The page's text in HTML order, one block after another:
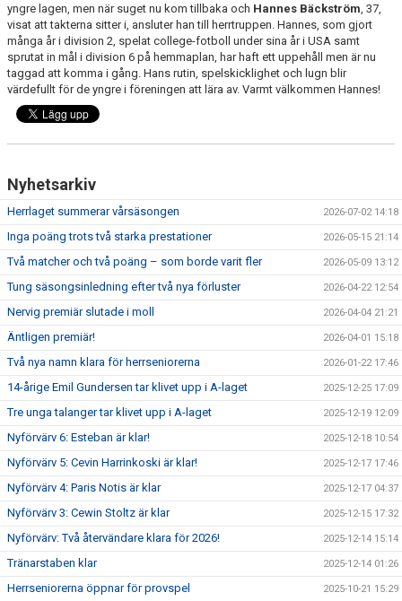
DOKUMENT
KONTAKT
yngre lagen, men när suget nu kom tillbaka och Hannes Bäckström, 37,
visat att takterna sitter i, ansluter han till herrtruppen. Hannes, som gjort
många år i division 2, spelat college-fotboll under sina år i USA samt
sprutat in mål i division 6 på hemmaplan, har haft ett uppehåll men är nu
taggad att komma i gång. Hans rutin, spelskicklighet och lugn blir
värdefullt för de yngre i föreningen att lära av. Varmt välkommen Hannes!
Nyhetsarkiv
Herrlaget summerar vårsäsongen 2026-07-02 14:18
Inga poäng trots två starka prestationer 2026-05-15 21:14
Två matcher och två poäng – som borde varit fler 2026-05-09 13:12
Tung säsongsinledning efter två nya förluster 2026-04-22 12:54
Nervig premiär slutade i moll 2026-04-04 21:21
Äntligen premiär! 2026-04-01 15:18
Två nya namn klara för herrseniorerna 2026-01-22 17:46
14-årige Emil Gundersen tar klivet upp i A-laget 2025-12-25 17:09
Tre unga talanger tar klivet upp i A-laget 2025-12-19 12:09
Nyförvärv 6: Esteban är klar! 2025-12-18 10:54
Nyförvärv 5: Cevin Harrinkoski är klar! 2025-12-17 17:46
Nyförvärv 4: Paris Notis är klar 2025-12-17 04:37
Nyförvärv 3: Cewin Stoltz är klar 2025-12-15 17:32
Nyförvärv: Två återvändare klara för 2026! 2025-12-14 15:14
Tränarstaben klar 2025-12-14 01:26
Herrseniorerna öppnar för provspel 2025-10-21 15:29